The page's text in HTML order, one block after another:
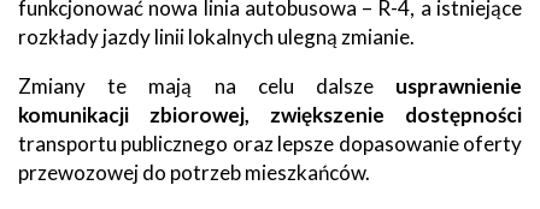
funkcjonować nowa linia autobusowa – R-4, a istniejące
rozkłady jazdy linii lokalnych ulegną zmianie.
Zmiany te mają na celu dalsze usprawnienie
komunikacji zbiorowej, zwiększenie dostępności
transportu publicznego oraz lepsze dopasowanie oferty
przewozowej do potrzeb mieszkańców.